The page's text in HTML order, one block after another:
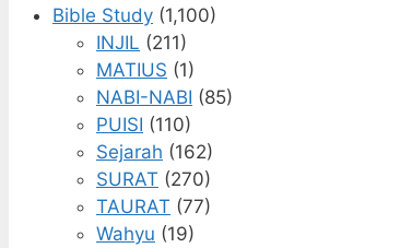
Bible Study (1,100)
INJIL (211)
MATIUS (1)
NABI-NABI (85)
PUISI (110)
Sejarah (162)
SURAT (270)
TAURAT (77)
Wahyu (19)